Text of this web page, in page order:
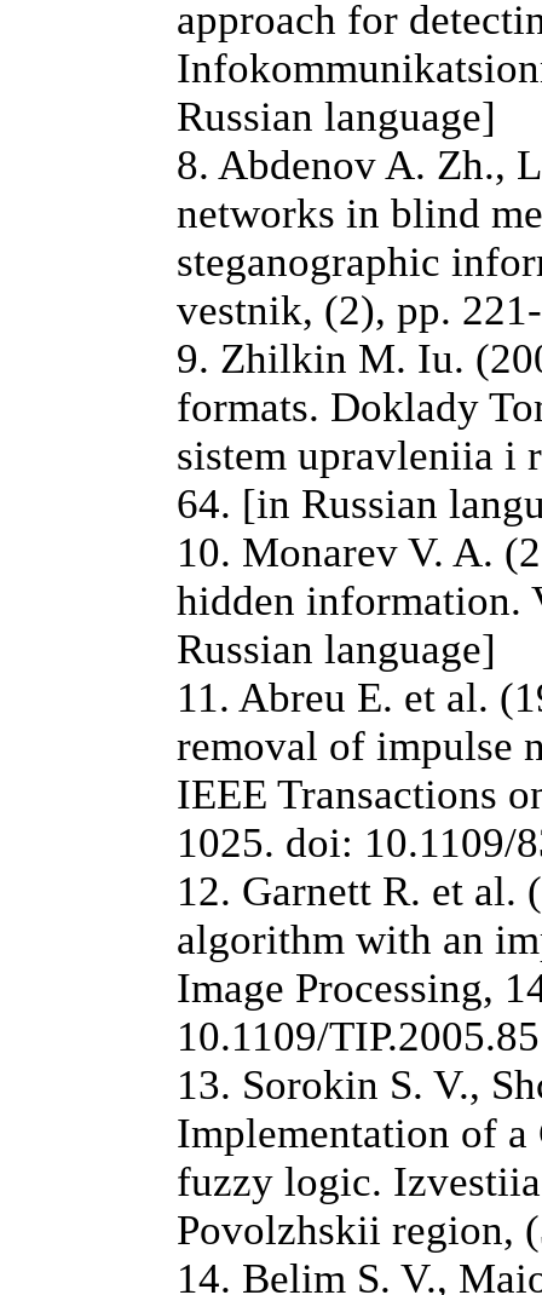
approach for
Russian language]
8. Abdenov A. Zh.,
networks in blind
steganographic
vestnik, (2), pp.
9. Zhilkin M. Iu.
formats. Doklady
sistem upravleniia i
64. [in Russian
10. Monarev V. A.
hidden information.
Russian language]
11. Abreu E. et al.
removal of impulse
IEEE Transactions
1025. doi: 10.1109/
12. Garnett R. et al.
algorithm with an
Image Processing,
10.1109/
13. Sorokin S. V.,
Implementation of
fuzzy logic.
Povolzhskii region,
14. Belim S. V.,